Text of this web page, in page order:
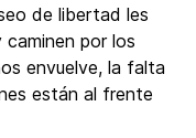
de libertad les
caminen por los
envuelve, la falta
están al frente